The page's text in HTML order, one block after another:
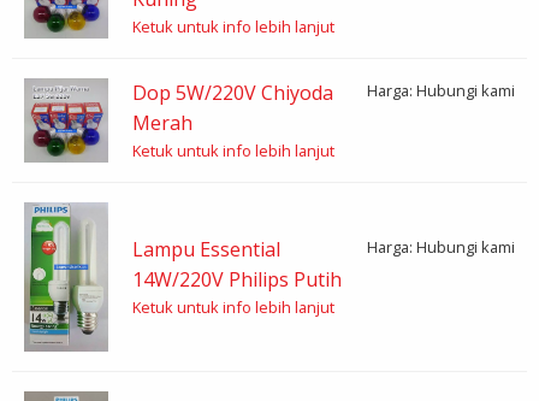
Ketuk untuk info lebih lanjut
Dop 5W/220V Chiyoda
Merah
Harga: Hubungi kami
Ketuk untuk info lebih lanjut
Lampu Essential
14W/220V Philips Putih
Harga: Hubungi kami
Ketuk untuk info lebih lanjut